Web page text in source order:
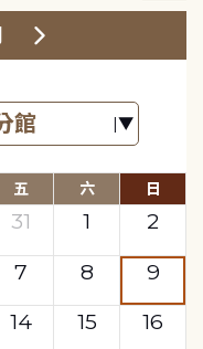
五 六 日
31 1
2
7 8
9
14 15
16